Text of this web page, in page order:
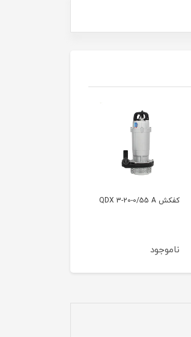
کفکش QDX 1.5-16-0/37
ناموجود